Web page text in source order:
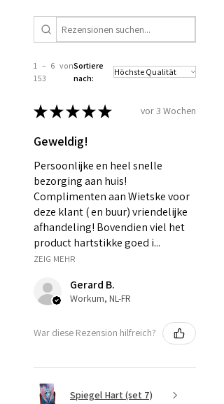
1 – 6 von
153
Sortiere
nach:
★★★★★ vor 3 Wochen
Geweldig!
Persoonlijke en heel snelle
bezorging aan huis!
Complimenten aan Wietske voor
deze klant ( en buur) vriendelijke
afhandeling! Bovendien viel het
product hartstikke goed i...
ZEIG MEHR
Gerard B.
Workum, NL-FR
War diese Rezension hilfreich?
Spiegel Hart (set 7)